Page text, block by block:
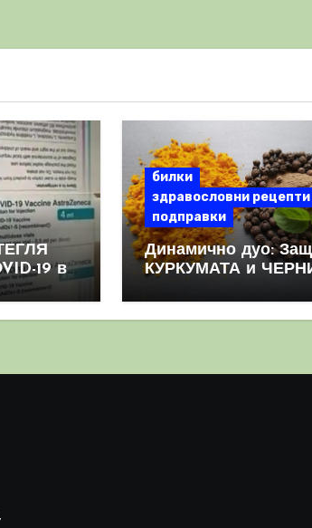
19 в
след
билки
здравословни рецепти
подправки
Динамично дуо:
КУРКУМАТА и
комбинация